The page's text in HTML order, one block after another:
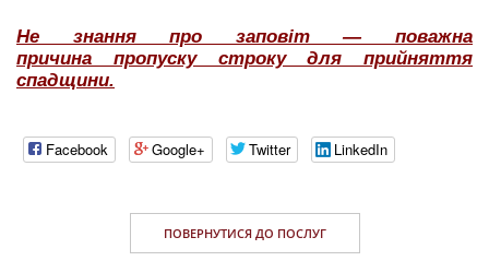
Не знання про заповіт — поважна
причина пропуску строку для прийняття
спадщини.
Facebook Google+ Twitter LinkedIn
ПОВЕРНУТИСЯ ДО ПОСЛУГ